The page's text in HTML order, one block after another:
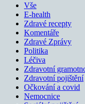
Vše
E-health
Zdravé recepty
Komentáře
Zdravé Zprávy
Politika
Léčiva
Zdravotní
Zdravotní pojištění
Očkování a covid
Nemocnice